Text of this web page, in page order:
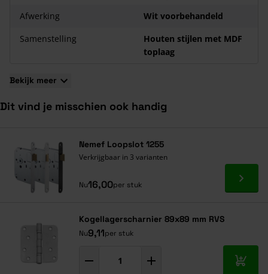
Afwerking
Wit voorbehandeld
Samenstelling
Houten stijlen met MDF
toplaag
Bekijk meer
Dit vind je misschien ook handig
Nemef Loopslot 1255
Verkrijgbaar in 3 varianten
Nu16,00per stuk Ga
Kogellagerscharnier 89x89 mm RVS
Nu9,11per stuk
In